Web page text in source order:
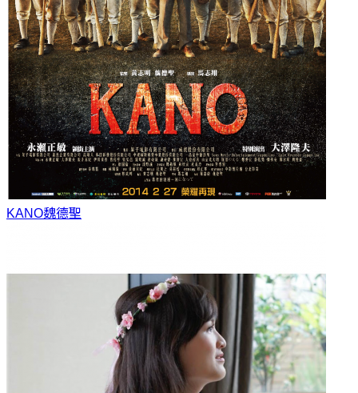
KANO魏德聖